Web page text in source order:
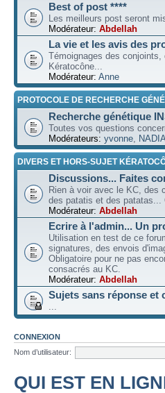
Best of post ****
Les meilleurs post seront
Modérateur: Abdellah
La vie et les avis des
Témoignages des
Kératocône...
Modérateur: Anne
PROTOCOLE DE RECHERCHE
Recherche génétique
Toutes vos questions
Modérateurs: yvonne,
DIVERS ET HORS-SUJET
Discussions... Faites
Rien à voir avec le KC, des
des patatis et des patatas...
Modérateur: Abdellah
Ecrire à l'admin... Un
Utilisation en test de ce
signatures, des envois
Obligatoire pour ne pas
consacrés au KC.
Modérateur: Abdellah
Sujets sans réponse et
...
CONNEXION
Nom d’utilisateur:
QUI EST EN